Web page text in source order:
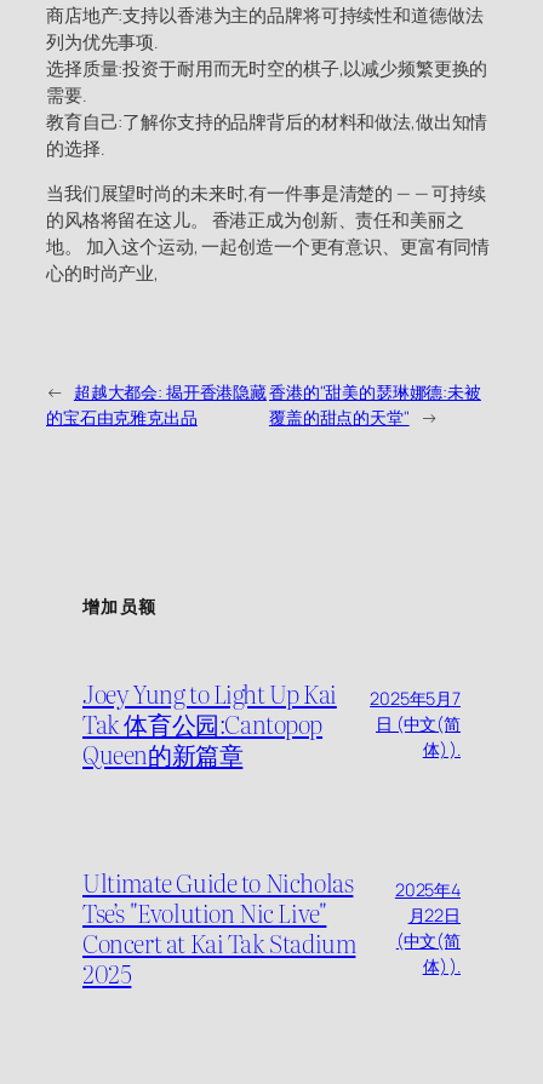
商店地产:支持以香港为主的品牌将可持续性和道德做法
列为优先事项.
选择质量:投资于耐用而无时空的棋子,以减少频繁更换的
需要.
教育自己:了解你支持的品牌背后的材料和做法,做出知情
的选择.
当我们展望时尚的未来时,有一件事是清楚的 — — 可持续
的风格将留在这儿。 香港正成为创新、责任和美丽之
地。 加入这个运动, 一起创造一个更有意识、更富有同情
心的时尚产业,
← 超越大都会: 揭开香港隐藏
的宝石由克雅克出品
香港的"甜美的瑟琳娜德:未被
覆盖的甜点的天堂"
→
增加员额
Joey Yung to Light Up Kai
Tak 体育公园:Cantopop
Queen的新篇章
2025年5月7
日 (中文(简
体) ).
Ultimate Guide to Nicholas
Tse’s "Evolution Nic Live"
Concert at Kai Tak Stadium
2025
2025年4
月22日
(中文(简
体) ).